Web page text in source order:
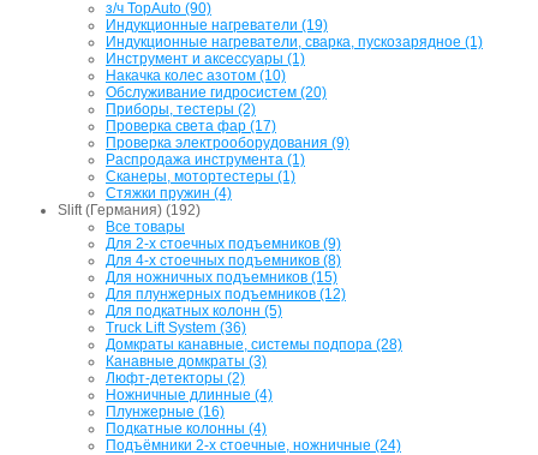
з/ч TopAuto (90)
Индукционные нагреватели (19)
Индукционные нагреватели, сварка, пускозарядное (1)
Инструмент и аксессуары (1)
Накачка колес азотом (10)
Обслуживание гидросистем (20)
Приборы, тестеры (2)
Проверка света фар (17)
Проверка электрооборудования (9)
Распродажа инструмента (1)
Сканеры, мотортестеры (1)
Стяжки пружин (4)
Slift (Германия) (192)
Все товары
Для 2-х стоечных подъемников (9)
Для 4-х стоечных подъемников (8)
Для ножничных подъемников (15)
Для плунжерных подъемников (12)
Для подкатных колонн (5)
Truck Lift System (36)
Домкраты канавные, системы подпора (28)
Канавные домкраты (3)
Люфт-детекторы (2)
Ножничные длинные (4)
Плунжерные (16)
Подкатные колонны (4)
Подъёмники 2-х стоечные, ножничные (24)